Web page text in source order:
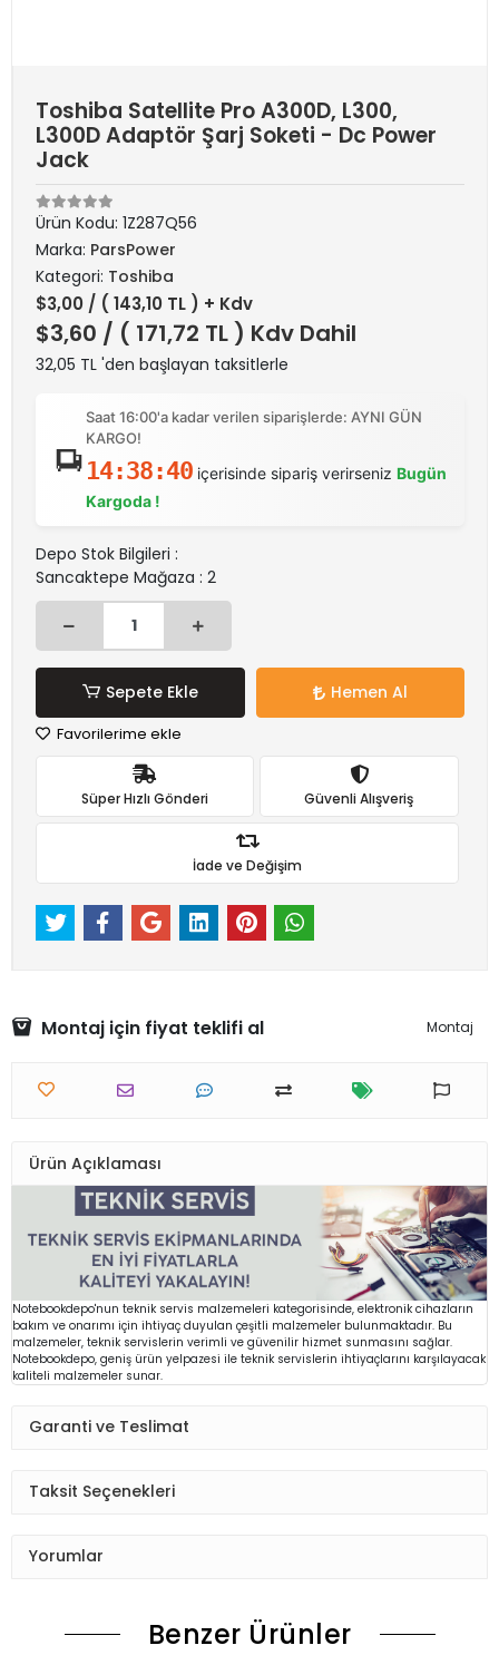
Toshiba Satellite Pro A300D, L300,
L300D Adaptör Şarj Soketi - Dc Power
Jack
Ürün Kodu: 1Z287Q56
Marka: ParsPower
Kategori: Toshiba
$3,00 / ( 143,10 TL ) + Kdv
$3,60 / ( 171,72 TL ) Kdv Dahil
32,05 TL 'den başlayan taksitlerle
Saat 16:00'a kadar verilen siparişlerde: AYNI GÜN
KARGO!
14:38:40içerisinde sipariş verirseniz Bugün
Kargoda !
Depo Stok Bilgileri :
Sancaktepe Mağaza : 2
Sepete Ekle Hemen Al
Favorilerime ekle
Süper Hızlı Gönderi Güvenli Alışveriş
İade ve Değişim
Montaj için fiyat teklifi al Montaj
Ürün Açıklaması
Notebookdepo'nun teknik servis malzemeleri kategorisinde, elektronik cihazların
bakım ve onarımı için ihtiyaç duyulan çeşitli malzemeler bulunmaktadır. Bu
malzemeler, teknik servislerin verimli ve güvenilir hizmet sunmasını sağlar.
Notebookdepo, geniş ürün yelpazesi ile teknik servislerin ihtiyaçlarını karşılayacak
kaliteli malzemeler sunar.
Garanti ve Teslimat
Taksit Seçenekleri
Yorumlar
Benzer Ürünler